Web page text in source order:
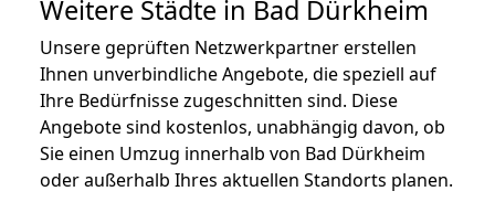
Weitere Städte in Bad Dürkheim
Unsere geprüften Netzwerkpartner erstellen
Ihnen unverbindliche Angebote, die speziell auf
Ihre Bedürfnisse zugeschnitten sind. Diese
Angebote sind kostenlos, unabhängig davon, ob
Sie einen Umzug innerhalb von Bad Dürkheim
oder außerhalb Ihres aktuellen Standorts planen.